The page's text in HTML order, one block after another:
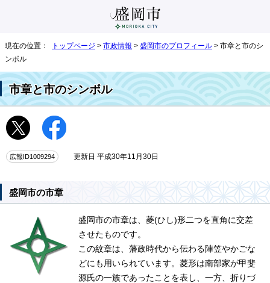
現在の位置： トップページ > 市政情報 > 盛岡市のプロフィール > 市章と市のシ
ンボル
市章と市のシンボル
広報ID1009294 更新日 平成30年11月30日
盛岡市の市章
盛岡市の市章は、菱(ひし)形二つを直角に交差
させたものです。
この紋章は、藩政時代から伝わる陣笠やかごな
どにも用いられています。菱形は南部家が甲斐
源氏の一族であったことを表し、一方、折りづ